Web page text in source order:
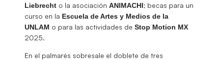
Liebrecht o la asociación ANIMACHI; becas para un
curso en la Escuela de Artes y Medios de la
UNLAM o para las actividades de Stop Motion MX
2025.
En el palmarés sobresale el doblete de tres